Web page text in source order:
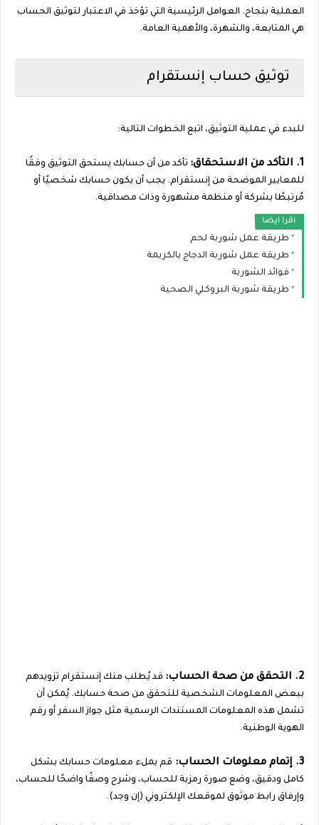
العملية بنجاح. العوامل الرئيسية التي تؤخذ في الاعتبار لتوثيق الحساب
هي المتابعة، والشهرة، والأهمية العامة.
توثيق حساب إنستقرام
للبدء في عملية التوثيق، اتبع الخطوات التالية:
1. التأكد من الاستحقاق:
تأكد من أن حسابك يستحق التوثيق وفقًا
للمعايير الموضحة من إنستقرام. يجب أن يكون حسابك شخصيًا أو
مُرتبطًا بشركة أو منظمة مشهورة وذات مصداقية.
اقرا ايضا
طريقة عمل شوربة لحم
طريقة عمل شوربة الدجاج بالكريمة
فوائد الشوربة
طريقة شوربة البروكلي الصحية
2. التحقق من صحة الحساب:
قد يُطلب منك إنستقرام تزويدهم
ببعض المعلومات الشخصية للتحقق من صحة حسابك. يُمكن أن
تشمل هذه المعلومات المستندات الرسمية مثل جواز السفر أو رقم
الهوية الوطنية.
3. إتمام معلومات الحساب:
قم بملء معلومات حسابك بشكل
كامل ودقيق، وضع صورة رمزية للحساب، وشرح وصفًا واضحًا للحساب،
وإرفاق رابط موثوق لموقعك الإلكتروني (إن وجد).